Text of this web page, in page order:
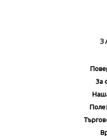
За